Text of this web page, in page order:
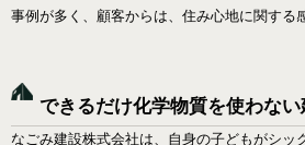
事例が多く、顧客からは、住み心地に関する
できるだけ化学物質を使わな
なごみ建設株式会社は、自身の子どもがシッ